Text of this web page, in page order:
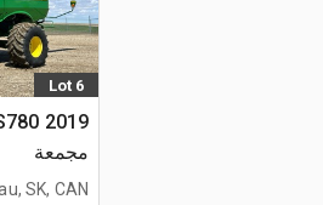
Lot 6
مجمعة
SK, CAN